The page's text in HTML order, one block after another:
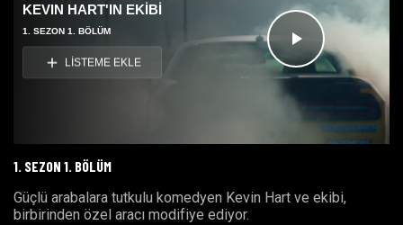
Videoyu
Oynat
KEVIN HART'IN EKİBİ
1. SEZON 1. BÖLÜM
LİSTEME EKLE
1. SEZON 1. BÖLÜM
Güçlü arabalara tutkulu komedyen Kevin Hart ve ekibi,
birbirinden özel aracı modifiye ediyor.